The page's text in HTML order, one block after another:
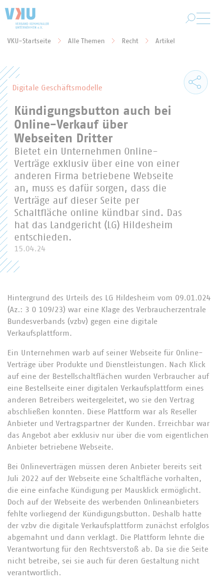
VKU-Startseite Alle Themen Recht Artikel
Digitale Geschäftsmodelle
Kündigungsbutton auch bei
Online-Verkauf über
Webseiten Dritter
Bietet ein Unternehmen Online-
Verträge exklusiv über eine von einer
anderen Firma betriebene Webseite
an, muss es dafür sorgen, dass die
Verträge auf dieser Seite per
Schaltfläche online kündbar sind. Das
hat das Landgericht (LG) Hildesheim
entschieden.
15.04.24
Hintergrund des Urteils des LG Hildesheim vom 09.01.024
(Az.: 3 O 109/23) war eine Klage des Verbraucherzentrale
Bundesverbands (vzbv) gegen eine digitale
Verkaufsplattform.
Ein Unternehmen warb auf seiner Webseite für Online-
Verträge über Produkte und Dienstleistungen. Nach Klick
auf eine der Bestellschaltflächen wurden Verbraucher auf
eine Bestellseite einer digitalen Verkaufsplattform eines
anderen Betreibers weitergeleitet, wo sie den Vertrag
abschließen konnten. Diese Plattform war als Reseller
Anbieter und Vertragspartner der Kunden. Erreichbar war
das Angebot aber exklusiv nur über die vom eigentlichen
Anbieter betriebene Webseite.
Bei Onlineverträgen müssen deren Anbieter bereits seit
Juli 2022 auf der Webseite eine Schaltfläche vorhalten,
die eine einfache Kündigung per Mausklick ermöglicht.
Doch auf der Webseite des werbenden Onlineanbieters
fehlte vorliegend der Kündigungsbutton. Deshalb hatte
der vzbv die digitale Verkaufsplattform zunächst erfolglos
abgemahnt und dann verklagt. Die Plattform lehnte die
Verantwortung für den Rechtsverstoß ab. Da sie die Seite
nicht betreibe, sei sie auch für deren Gestaltung nicht
verantwortlich.